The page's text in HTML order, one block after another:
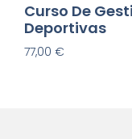
Curso De
Deportivas
77,00 €